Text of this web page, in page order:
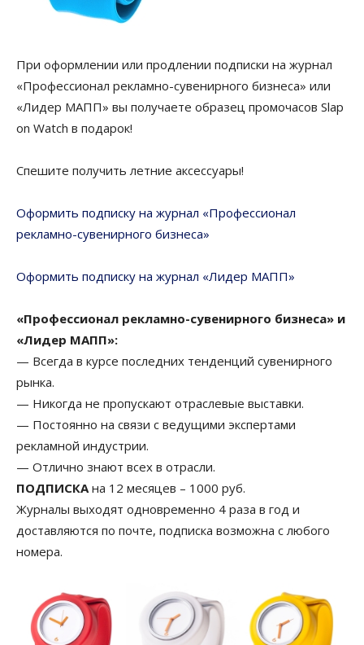
При оформлении или продлении подписки на журнал
«Профессионал рекламно-сувенирного бизнеса» или
«Лидер МАПП» вы получаете образец промочасов Slap
on Watch в подарок!
Спешите получить летние аксессуары!
Оформить подписку на журнал «Профессионал
рекламно-сувенирного бизнеса»
Оформить подписку на журнал «Лидер МАПП»
«Профессионал рекламно-сувенирного бизнеса» и
«Лидер МАПП»:
— Всегда в курсе последних тенденций сувенирного
рынка.
— Никогда не пропускают отраслевые выставки.
— Постоянно на связи с ведущими экспертами
рекламной индустрии.
— Отлично знают всех в отрасли.
ПОДПИСКАна 12 месяцев – 1000 руб.
Журналы выходят одновременно 4 раза в год и
доставляются по почте, подписка возможна с любого
номера.